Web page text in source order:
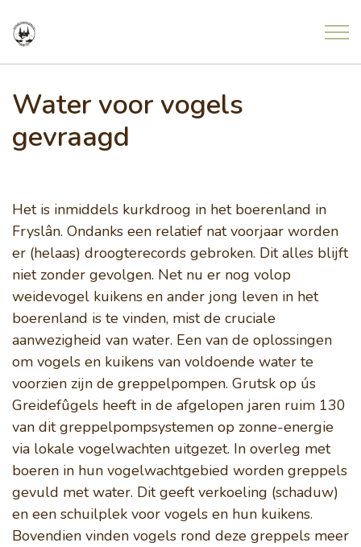
Home
Nieuws
Agenda
Project Freonen fan de Greide
Contact
Nazorg en broedzorg
Vogelwacht
Help mee
Water voor vogels
gevraagd
Het is inmiddels kurkdroog in het boerenland in
Fryslân. Ondanks een relatief nat voorjaar worden
er (helaas) droogterecords gebroken. Dit alles blijft
niet zonder gevolgen. Net nu er nog volop
weidevogel kuikens en ander jong leven in het
boerenland is te vinden, mist de cruciale
aanwezigheid van water. Een van de oplossingen
om vogels en kuikens van voldoende water te
voorzien zijn de greppelpompen. Grutsk op ús
Greidefûgels heeft in de afgelopen jaren ruim 130
van dit greppelpompsystemen op zonne-energie
via lokale vogelwachten uitgezet. In overleg met
boeren in hun vogelwachtgebied worden greppels
gevuld met water. Dit geeft verkoeling (schaduw)
en een schuilplek voor vogels en hun kuikens.
Bovendien vinden vogels rond deze greppels meer